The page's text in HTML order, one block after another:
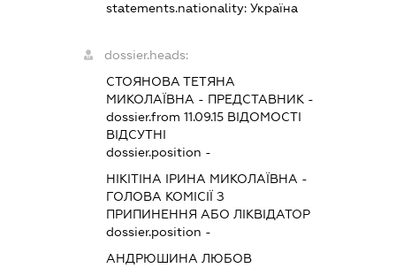
statements.nationality:Україна
dossier.heads:
СТОЯНОВА ТЕТЯНА
МИКОЛАЇВНА - ПРЕДСТАВНИК -
dossier.from 11.09.15 ВІДОМОСТІ
ВІДСУТНІ
dossier.position -
НІКІТІНА ІРИНА МИКОЛАЇВНА -
ГОЛОВА КОМІСІЇ З
ПРИПИНЕННЯ АБО ЛІКВІДАТОР
dossier.position -
АНДРЮШИНА ЛЮБОВ